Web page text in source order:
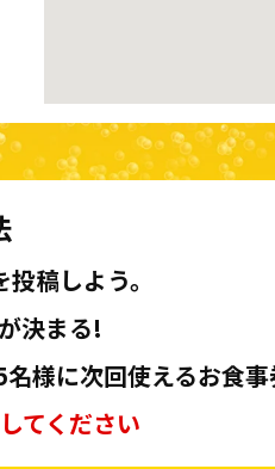
稿しよう。
決まる!
様に次回使えるお食
てください